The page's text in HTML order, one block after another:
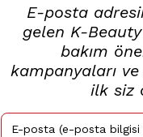
E-posta
gelen K-
bakım
kampanyaları
ilk siz